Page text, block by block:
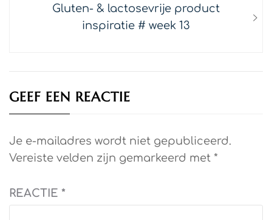
Next
Gluten- & lactosevrije product
inspiratie # week 13
GEEF EEN REACTIE
Je e-mailadres wordt niet gepubliceerd.
Vereiste velden zijn gemarkeerd met *
REACTIE *